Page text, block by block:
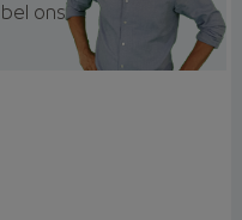
ons